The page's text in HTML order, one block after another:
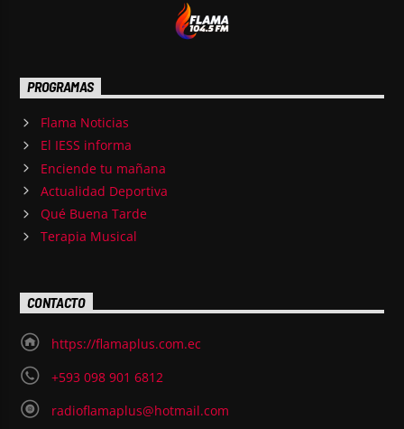
PROGRAMAS
Flama Noticias
El IESS informa
Enciende tu mañana
Actualidad Deportiva
Qué Buena Tarde
Terapia Musical
CONTACTO
https://flamaplus.com.ec
+593 098 901 6812
radioflamaplus@hotmail.com